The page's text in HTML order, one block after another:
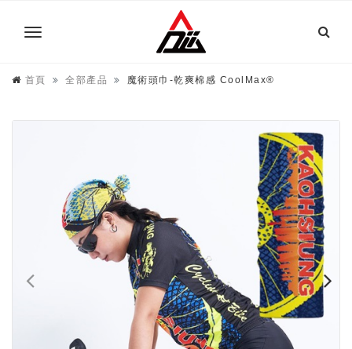
首頁 全部產品 魔術頭巾-乾爽棉感 CoolMax®